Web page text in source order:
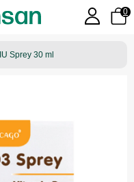
0
Sprey 30 ml